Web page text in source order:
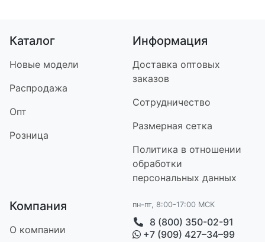
Каталог
Новые модели
Распродажа
Опт
Розница
Информация
Доставка оптовых
заказов
Сотрудничество
Размерная сетка
Политика в отношении
обработки
персональных данных
Компания
О компании
пн-пт, 8:00-17:00 МСК
8 (800) 350-02-91
+7 (909) 427–34–99